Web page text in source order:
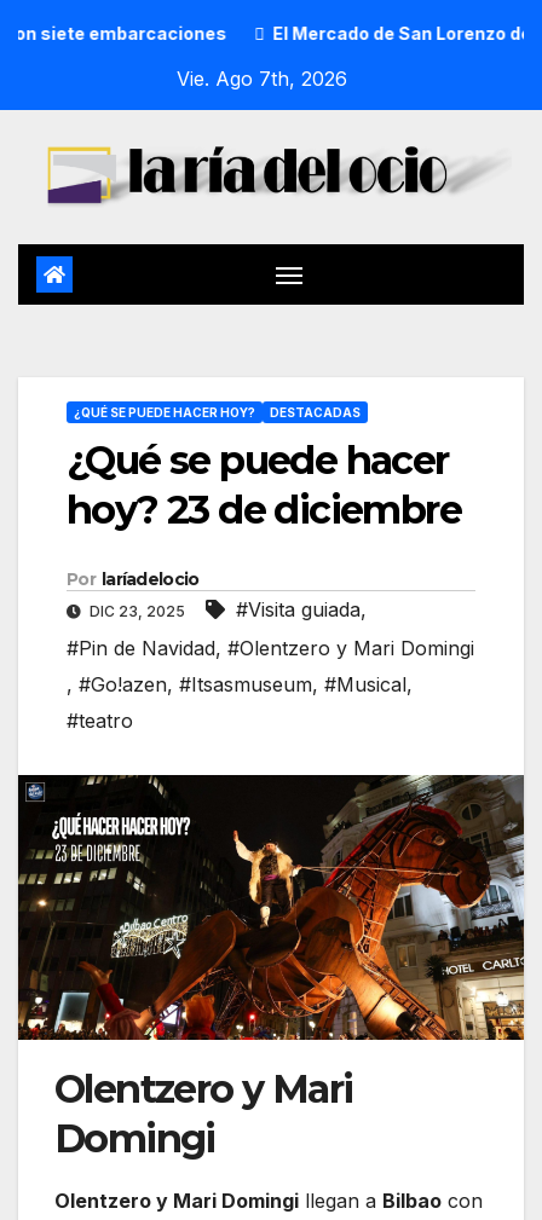
El Mercado de San Lorenzo de Getxo
Vie. Ago 7th, 2026
¿QUÉ SE PUEDE HACER HOY? DESTACADAS
¿Qué se puede hacer
hoy? 23 de diciembre
Por laríadelocio
DIC 23, 2025 #Visita guiada,
#Pin de Navidad, #Olentzero y Mari Domingi
, #Go!azen, #Itsasmuseum, #Musical,
#teatro
Olentzero y Mari
Domingi
Olentzero y Mari Domingi llegan a Bilbao con